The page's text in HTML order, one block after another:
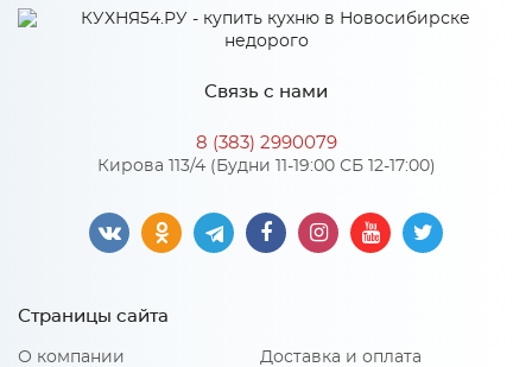
Высота 1056
Камень серый/Камень
Материал ЛДСП
Особенности
Связь с нами
8 (383) 2990079
Кирова 113/4 (Будни 11-19:00 СБ 12-17:00)
Страницы сайта
О компании Доставка и оплата